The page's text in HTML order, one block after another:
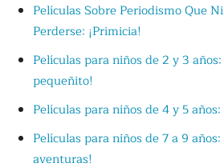
Películas Sobre Periodismo Que
Perderse: ¡Primicia!
Películas para niños de 2 y 3
pequeñito!
Películas para niños de 4 y 5
Películas para niños de 7 a 9
aventuras!